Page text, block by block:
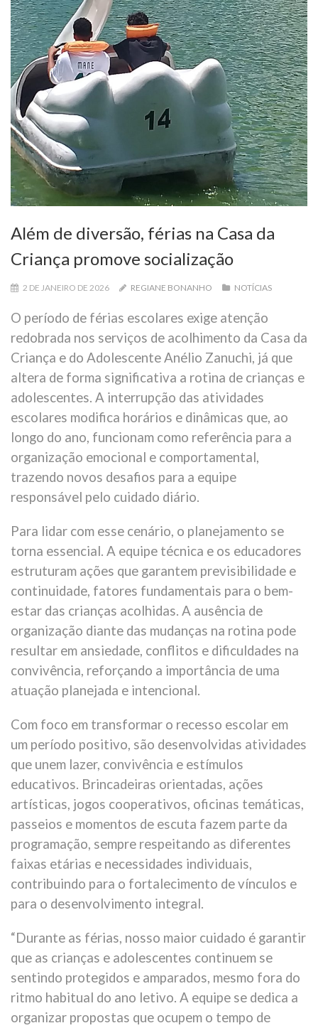
Além de diversão, férias na Casa da
Criança promove socialização
2 DE JANEIRO DE 2026 REGIANE BONANHO NOTÍCIAS
O período de férias escolares exige atenção
redobrada nos serviços de acolhimento da Casa da
Criança e do Adolescente Anélio Zanuchi, já que
altera de forma significativa a rotina de crianças e
adolescentes. A interrupção das atividades
escolares modifica horários e dinâmicas que, ao
longo do ano, funcionam como referência para a
organização emocional e comportamental,
trazendo novos desafios para a equipe
responsável pelo cuidado diário.
Para lidar com esse cenário, o planejamento se
torna essencial. A equipe técnica e os educadores
estruturam ações que garantem previsibilidade e
continuidade, fatores fundamentais para o bem-
estar das crianças acolhidas. A ausência de
organização diante das mudanças na rotina pode
resultar em ansiedade, conflitos e dificuldades na
convivência, reforçando a importância de uma
atuação planejada e intencional.
Com foco em transformar o recesso escolar em
um período positivo, são desenvolvidas atividades
que unem lazer, convivência e estímulos
educativos. Brincadeiras orientadas, ações
artísticas, jogos cooperativos, oficinas temáticas,
passeios e momentos de escuta fazem parte da
programação, sempre respeitando as diferentes
faixas etárias e necessidades individuais,
contribuindo para o fortalecimento de vínculos e
para o desenvolvimento integral.
“Durante as férias, nosso maior cuidado é garantir
que as crianças e adolescentes continuem se
sentindo protegidos e amparados, mesmo fora do
ritmo habitual do ano letivo. A equipe se dedica a
organizar propostas que ocupem o tempo de